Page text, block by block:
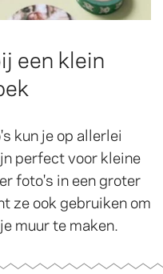
een klein
kun je op allerlei
perfect voor kleine
foto's in een groter
ze ook gebruiken om
muur te maken.